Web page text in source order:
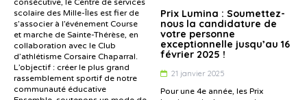
scolaire des Mille-Îles est fier de
s’associer à l’événement Course
et marche de Sainte-Thérèse, en
collaboration avec le Club
d’athlétisme Corsaire Chaparral.
L’objectif : créer le plus grand
rassemblement sportif de notre
communauté éducative
Prix Lumina : Soumettez-
nous la candidature de
votre personne
exceptionnelle jusqu’au 16
février 2025 !
21 janvier 2025
Pour une 4e année, les Prix